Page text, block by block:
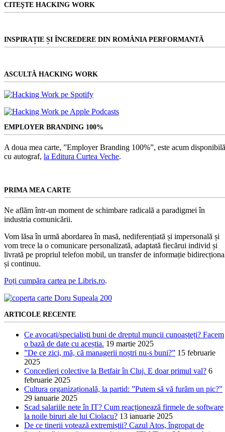
CITEŞTE HACKING WORK
INSPIRAȚIE ȘI ÎNCREDERE DIN ROMÂNIA PERFORMANTĂ
ASCULTĂ HACKING WORK
EMPLOYER BRANDING 100%
A doua mea carte, ”Employer Branding 100%”, este acum
cu autograf, la Editura Curtea Veche.
PRIMA MEA CARTE
Ne aflăm într-un moment de schimbare radicală a paradigmei în
industria comunicării.
Vom lăsa în urmă abordarea în masă, nediferențiată și impersonală și
vom trece la o comunicare personalizată, adaptată fiecărui individ și
livrată pe propriul telefon mobil, un transfer de informație
și continuu.
Poți cumpăra cartea pe Libris.ro.
ARTICOLE RECENTE
Ce avocați/specialiști buni de dreptul muncii cunoașteți? Facem
o bază de date cu aceștia. 19 martie 2025
”De ce zici, mă, că managerii noștri nu-s buni?” 15 februarie
2025
Concedieri colective la Betfair în Cluj. E doar primul val? 6
februarie 2025
Cultura organizațională, la partid: ”Putem să vă furăm un pic?”
29 ianuarie 2025
Scad salariile nete în IT? Cum reacționează firmele de software
la noile biruri ale lui Ciolacu? 13 ianuarie 2025
De ce tinerii votează extremiștii? Cazul Atos, îngropat de